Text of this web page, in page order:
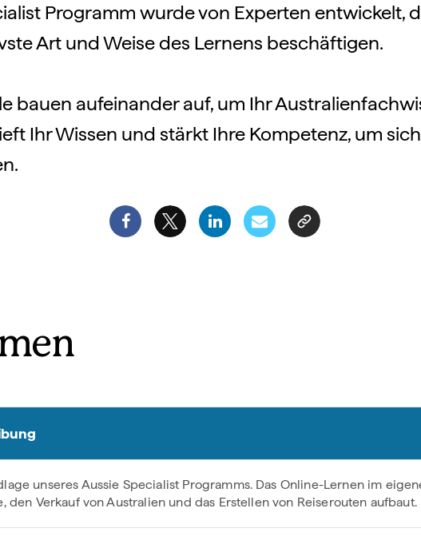
Programm wurde von Experten entwickelt,
Art und Weise des Lernens beschäftigen.
bauen aufeinander auf, um Ihr
Ihr Wissen und stärkt Ihre Kompetenz, um
unseres Aussie Specialist Programms. Das Online-Lernen im
den Verkauf von Australien und das Erstellen von Reiserouten aufbaut.